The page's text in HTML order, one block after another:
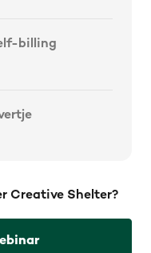
billing
Creative Shelter?